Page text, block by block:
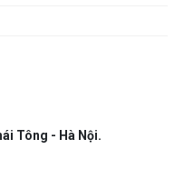
Tông - Hà Nội.